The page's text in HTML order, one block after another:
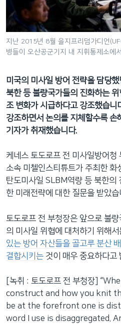
이
션
으
이
동
검
색
으
이
등
지난 2015년 8월 을지프리덤가디언
병들이 오산공군기지 내 지휘통제소에
미국의 미사일 방어 전략을 담당
북한 등 불량국가들의 진화하는
조 변화가 시급하다고 강조했습니
강조하면서 논의를 지체할수록 손
기자가 취재했습니다.
케네스 토도로프 전 미사일방어청
소속 미첼인스티튜트가 주최한 화
탄도미사일 SLBM역량 등 북한의
한 미래전략에 대한 질문을 받았습
토도로프 전 부청장은 앞으로 불
의 미사일 위협에 대처하기 위해서
있는 방어 자산들을 골고루 분산
결합시키는 것이 매우 중요하다고
[녹취 : 토도로프 전 부청장]
construct and how you knit
be at the forefront one is
word I use is disaggregated.